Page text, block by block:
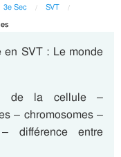
3e Sec
SVT
SVT : Le monde
de la cellule –
– chromosomes –
différence entre